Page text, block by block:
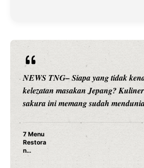
...
NEWS TNG–
hiburan, Nunung
merambah dunia
Nunung
Rahasia